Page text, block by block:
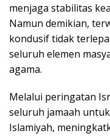
menjaga stabilitas
Namun demikian,
kondusif tidak
seluruh elemen
agama.
Melalui peringatan
seluruh jamaah
Islamiyah,